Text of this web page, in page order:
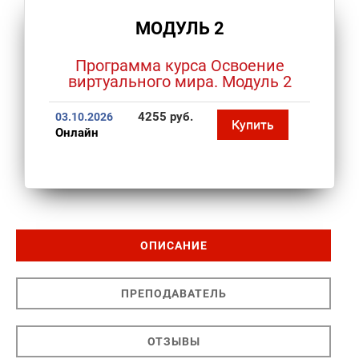
МОДУЛЬ 2
Программа курса Освоение
виртуального мира. Модуль 2
03.10.2026
Онлайн
4255 руб. Купить
ОПИСАНИЕ
ПРЕПОДАВАТЕЛЬ
ОТЗЫВЫ